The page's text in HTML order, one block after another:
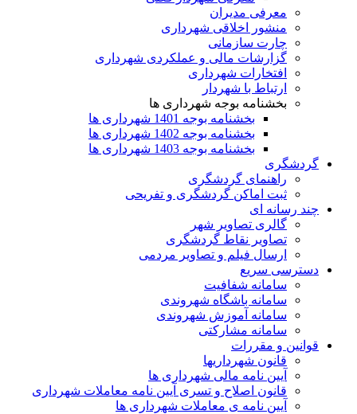
معرفی مدیران
منشور اخلاقی شهرداری
چارت سازمانی
گزارشات مالی و عملکردی شهرداری
افتخارات شهرداری
ارتباط با شهردار
بخشنامه بوجه شهرداری ها
بخشنامه بوجه 1401 شهرداری ها
بخشنامه بوجه 1402 شهرداری ها
بخشنامه بوجه 1403 شهرداری ها
گردشگری
راهنمای گردشگری
ثبت اماکن گردشگری و تفریحی
چند رسانه ای
گالری تصاویر شهر
تصاویر نقاط گردشگری
ارسال فیلم و تصاویر مردمی
دسترسی سریع
سامانه شفافیت
سامانه باشگاه شهروندی
سامانه آموزش شهروندی
سامانه مشارکتی
قوانین و مقررات
قانون شهرداریها
آیین نامه مالی شهرداری ها
قانون اصلاح و تسری آیین نامه معاملات شهرداری
آیین نامه ی معاملات شهرداری ها